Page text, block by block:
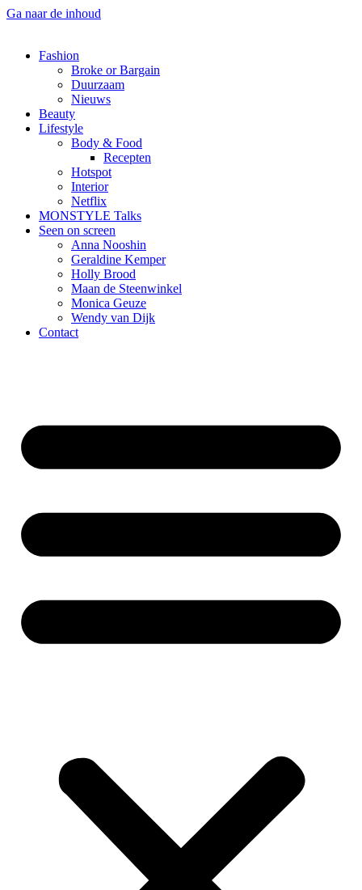
Ga naar de inhoud
Fashion
Broke or Bargain
Duurzaam
Nieuws
Beauty
Lifestyle
Body & Food
Recepten
Hotspot
Interior
Netflix
MONSTYLE Talks
Seen on screen
Anna Nooshin
Geraldine Kemper
Holly Brood
Maan de Steenwinkel
Monica Geuze
Wendy van Dijk
Contact